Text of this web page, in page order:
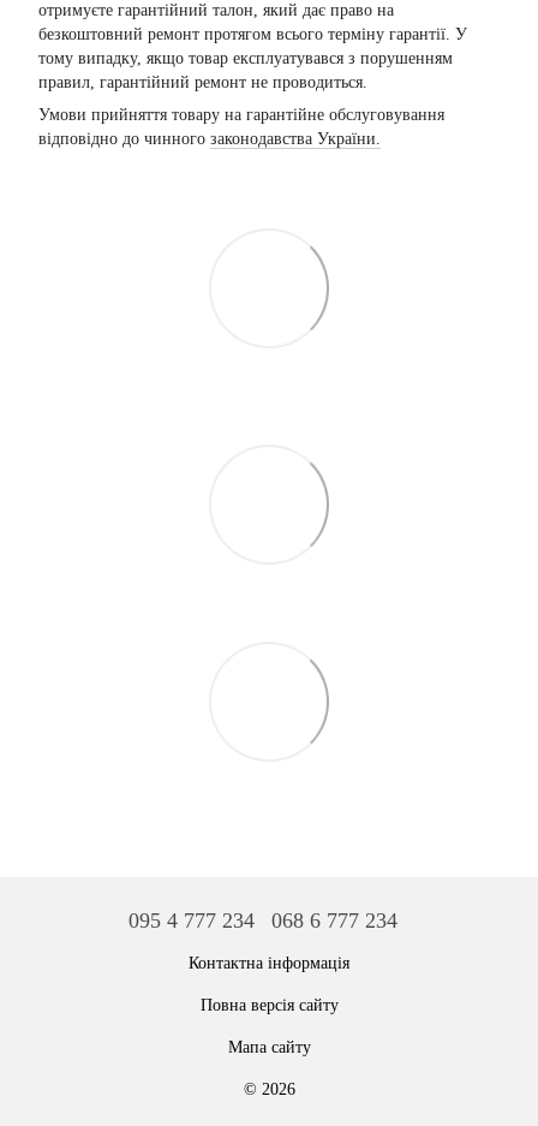
отримуєте гарантійний талон, який дає право на
безкоштовний ремонт протягом всього терміну гарантії. У
тому випадку, якщо товар експлуатувався з порушенням
правил, гарантійний ремонт не проводиться.
Умови прийняття товару на гарантійне обслуговування
відповідно до чинного законодавства України.
095 4 777 234 068 6 777 234
Контактна інформація
Повна версія сайту
Мапа сайту
© 2026